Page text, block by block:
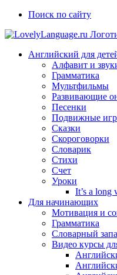
Skip
content
TelegramПоиск по сайту
Английский для
Алфавит и
Грамматика
Мультфильмы
Развивающие
Песенки
Подвижные
Сказки
Скороговорки
Словарик
Стихи
Счет
Уроки
It’s a
Для начинающих
Мотивация и
Грамматика
Словарный
Видео курсы